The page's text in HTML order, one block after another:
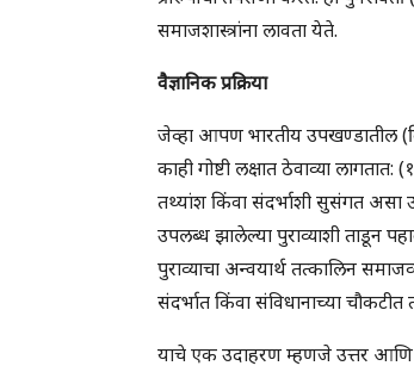
समाजशास्त्रांना लावता येते.
वैज्ञानिक प्रक्रिया
जेव्हा आपण भारतीय उपखण्डातील
काही गोष्टी लक्षात ठेवाव्या लागतात:
तथ्यांश किंवा संदर्भाशी सुसंगत असा
उपलब्ध झालेल्या पुराव्याशी ताडून
पुराव्याचा अन्वयार्थ तत्कालिन
संदर्भात किंवा संविधानाच्या
याचे एक उदाहरण म्हणजे उत्तर आणि